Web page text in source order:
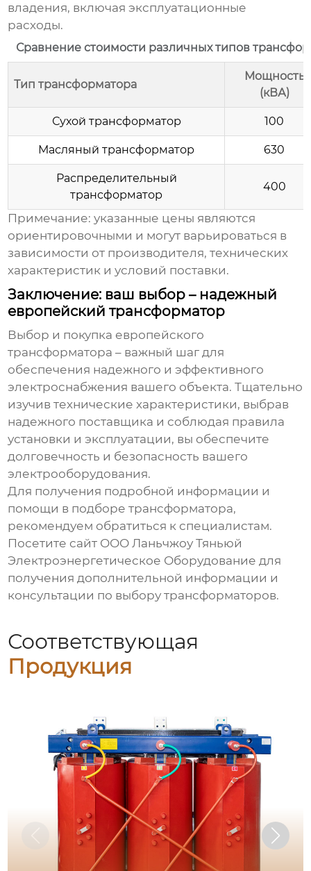
владения, включая эксплуатационные
расходы.
Сравнение стоимости различных типов
Тип трансформатора
Мощность
(кВА)
Сухой трансформатор 100
Масляный трансформатор 630
Распределительный
трансформатор
400
Примечание: указанные цены являются
ориентировочными и могут варьироваться в
зависимости от производителя, технических
характеристик и условий поставки.
Заключение: ваш выбор – надежный
европейский трансформатор
Выбор и покупка европейского
трансформатора – важный шаг для
обеспечения надежного и эффективного
электроснабжения вашего объекта. Тщательно
изучив технические характеристики, выбрав
надежного поставщика и соблюдая правила
установки и эксплуатации, вы обеспечите
долговечность и безопасность вашего
электрооборудования.
Для получения подробной информации и
помощи в подборе трансформатора,
рекомендуем обратиться к специалистам.
Посетите сайт ООО Ланьчжоу Тяньюй
Электроэнергетическое Оборудование для
получения дополнительной информации и
консультации по выбору трансформаторов.
Соответствующая
Продукция